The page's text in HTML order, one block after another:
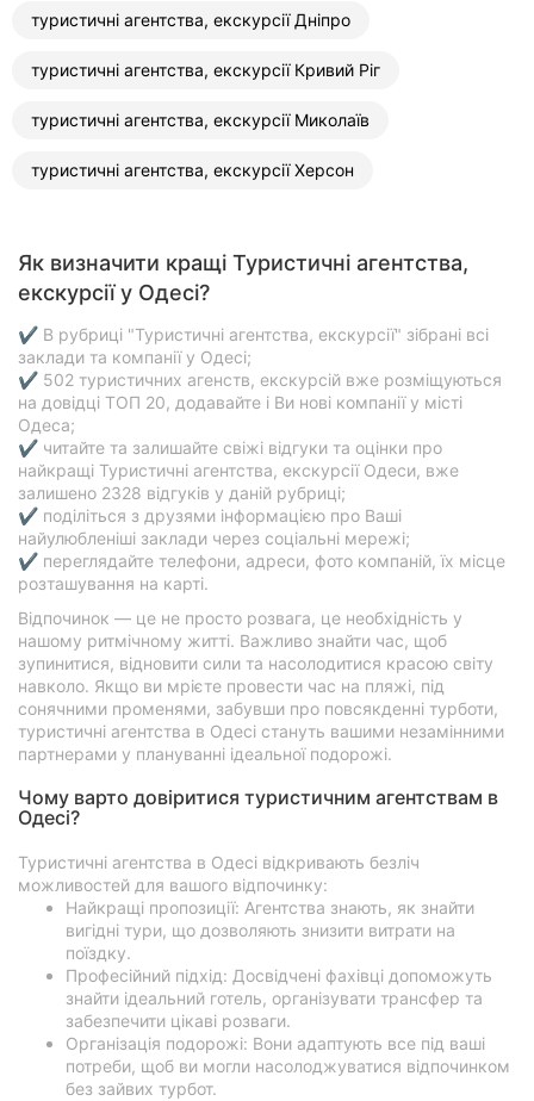
туристичні агентства, екскурсії Дніпро
туристичні агентства, екскурсії Кривий Ріг
туристичні агентства, екскурсії Миколаїв
туристичні агентства, екскурсії Херсон
Як визначити кращі Туристичні агентства,
екскурсії у Одесі?
✔ В рубриці "Туристичні агентства, екскурсії" зібрані всі
заклади та компанії у Одесі;
✔ 502 туристичних агенств, екскурсій вже розміщуються
на довідці ТОП 20, додавайте і Ви нові компанії у місті
Одеса;
✔ читайте та залишайте свіжі відгуки та оцінки про
найкращі Туристичні агентства, екскурсії Одеси, вже
залишено 2328 відгуків у даній рубриці;
✔ поділіться з друзями інформацією про Ваші
найулюбленіші заклади через соціальні мережі;
✔ переглядайте телефони, адреси, фото компаній, їх місце
розташування на карті.
Відпочинок — це не просто розвага, це необхідність у
нашому ритмічному житті. Важливо знайти час, щоб
зупинитися, відновити сили та насолодитися красою світу
навколо. Якщо ви мрієте провести час на пляжі, під
сонячними променями, забувши про повсякденні турботи,
туристичні агентства в Одесі стануть вашими незамінними
партнерами у плануванні ідеальної подорожі.
Чому варто довіритися туристичним агентствам в
Одесі?
Туристичні агентства в Одесі відкривають безліч
можливостей для вашого відпочинку:
Найкращі пропозиції: Агентства знають, як знайти
вигідні тури, що дозволяють знизити витрати на
поїздку.
Професійний підхід: Досвідчені фахівці допоможуть
знайти ідеальний готель, організувати трансфер та
забезпечити цікаві розваги.
Організація подорожі: Вони адаптують все під ваші
потреби, щоб ви могли насолоджуватися відпочинком
без зайвих турбот.